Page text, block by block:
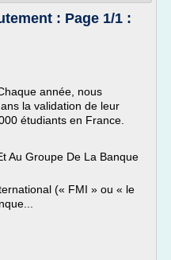
: Page 1/1 :
année, nous
la validation de leur
étudiants en France.
Au Groupe De La Banque
(« FMI » ou « le